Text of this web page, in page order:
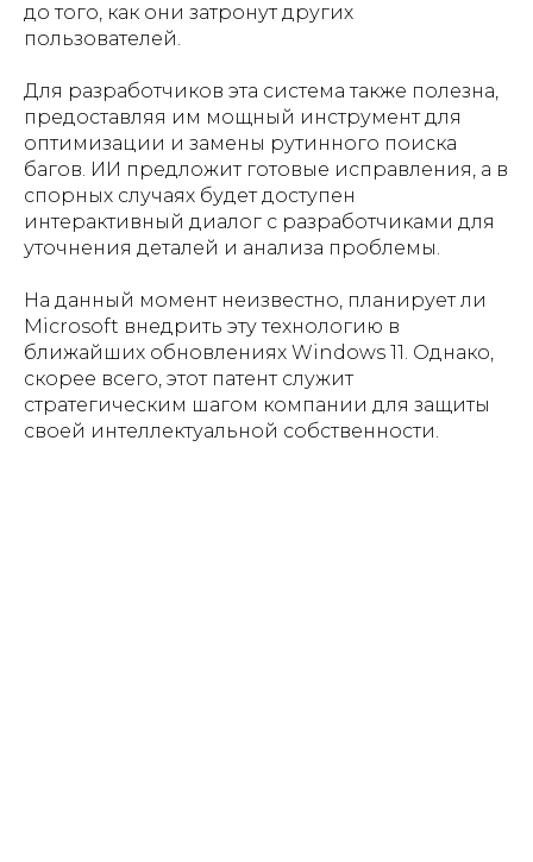
до того, как они затронут других
пользователей.
Для разработчиков эта система также полезна,
предоставляя им мощный инструмент для
оптимизации и замены рутинного поиска
багов. ИИ предложит готовые исправления, а в
спорных случаях будет доступен
интерактивный диалог с разработчиками для
уточнения деталей и анализа проблемы.
На данный момент неизвестно, планирует ли
Microsoft внедрить эту технологию в
ближайших обновлениях Windows 11. Однако,
скорее всего, этот патент служит
стратегическим шагом компании для защиты
своей интеллектуальной собственности.